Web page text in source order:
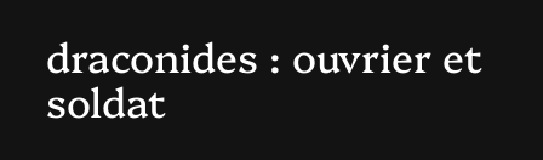
draconides : ouvrier et
soldat